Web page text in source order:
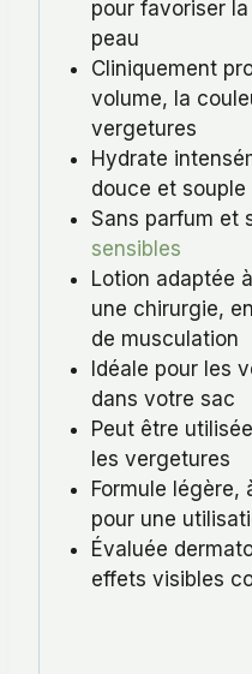
pour favoriser
peau
Cliniquement
volume, la
vergetures
Hydrate
douce et souple
Sans parfum et
sensibles
Lotion adaptée
une chirurgie,
de musculation
Idéale pour les
dans votre sac
Peut être
les vergetures
Formule légère,
pour une
Évaluée
effets visibles